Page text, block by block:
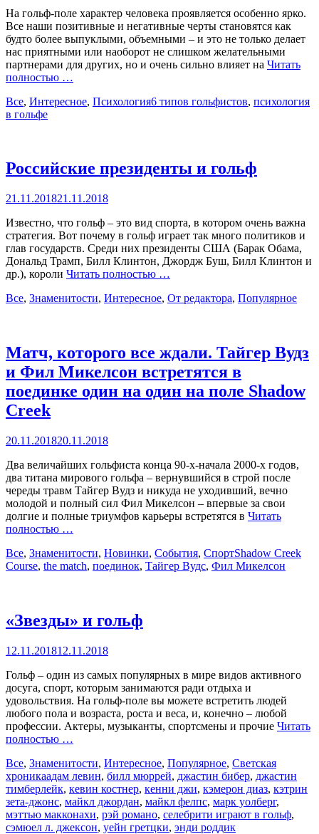
На гольф-поле характер человека проявляется особенно ярко.
Все наши позитивные и негативные черты становятся как
будто более выпуклыми, объемными – и это не только делает
нас приятными или наоборот не слишком желательными
партнерами для других, но и очень сильно влияет на Читать
полностью …
Categories
Все, Интересное, ПсихологияTags
6 типов гольфистов, психология
в гольфе
Российские президенты и гольф
Posted
21.11.201821.11.2018
Известно, что гольф – это вид спорта, в котором очень важна
стратегия. Вот почему в гольф играет так много политиков и
глав государств. Среди них президенты США (Барак Обама,
Дональд Трамп, Билл Клинтон, Джордж Буш, Билл Клинтон и
др.), короли Читать полностью …
Categories
Все, Знаменитости, Интересное, От редактора, Популярное
Матч, которого все ждали. Тайгер Вудз
и Фил Микелсон встретятся в
поединке один на один на поле Shadow
Creek
Posted
20.11.201820.11.2018
Два величайших гольфиста конца 90-х-начала 2000-х годов,
два титана мирового гольфа – вернувшийся в строй после
череды травм Тайгер Вудз и никуда не уходивший, вечно
молодой и полный сил Фил Микелсон – впервые за свои
долгие и полные триумфов карьеры встретятся в Читать
полностью …
Categories
Все, Знаменитости, Новинки, События, СпортTags
Shadow Creek
Course, the match, поединок, Тайгер Вудс, Фил Микелсон
«Звезды» и гольф
Posted
12.11.201812.11.2018
Гольф – один из самых популярных в мире видов активного
досуга, спорт, которым занимаются ради отдыха и
удовольствия. На гольф-поле вы можете встретить людей
любого пола и возраста, роста и веса, и, конечно – любой
профессии. Актеры, музыканты, спортсмены и прочие Читать
полностью …
Categories
Все, Знаменитости, Интересное, Популярное, Светская
хроникаTags
адам левин, билл мюррей, джастин бибер, джастин
тимберлейк, кевин костнер, кенни джи, кэмерон диаз, кэтрин
зета-джонс, майкл джордан, майкл фелпс, марк уолберг,
мэттью макконахи, рэй романо, селебрити играют в гольф,
сэмюел л. джексон, уейн гретцки, энди роддик